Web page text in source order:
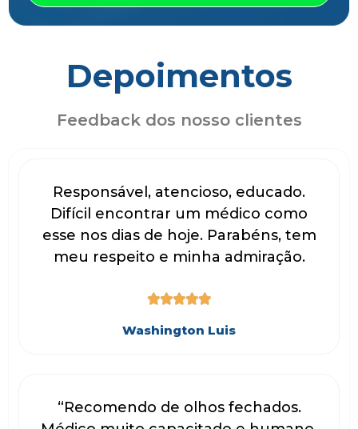
Depoimentos
Feedback dos nosso clientes
Responsável, atencioso, educado.
Difícil encontrar um médico como
esse nos dias de hoje. Parabéns, tem
meu respeito e minha admiração.

Washington Luis
“Recomendo de olhos fechados.